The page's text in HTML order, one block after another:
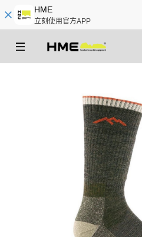
HME
立刻使用官方APP